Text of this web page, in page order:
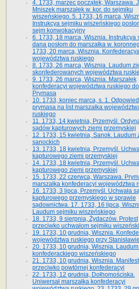
4. 1733, marzec początek, Warszawa.
Mniszek marszałek w. kor. do sejmiku
wiszeńskiego. 5. 1733, 16 marca,
Instrukcya sejmiku wiszeńskiego
sejm konwokacyjny
6. 1733, 18 marca, Wisznia. Instrukcya
dana posłom do marszałka w.
1733, 20 marca, Wisznia.
województwa ruskiego
8. 1733, 26 marca, Wisznia. Laudum
skonfederowanych województwa
9. 1733, 26 marca, Wisznia. Marszałek
konfederacyi województwa ruskiego do
Prymasa
10. 1733, koniec marca, s. 1.
prymasa na list marszałka
ruskiego
11. 1733, 14 kwietnia, Przemyśl.
sądów kapturowych ziemi przemyskiej
12. 1733, 15 kwietnia, Sanok. Laudum
sanockich
13. 1733, 18 kwietnia, Przemyśl.
kapturowego ziemi przemyskiej
14. 1733, 18 kwietnia, Przemyśl.
kapturowego ziemi przemyskiej
15. 1733, 22 czerwca, Warszawa.
marszałka konfederacyi województwa
16. 1733, 3 lipca, Przemyśl. Uchwała
kapturowego przemyskiego w sprawie
sądownictwa. 17. 1733, 16 lipca,
Laudum sejmiku wiszeńskiego
18. 1733, 9 sierpnia, Żydaczów. Protest
przeciwko uchwałom sejmiku
19. 1733, 10 grudnia, Wisznia.
województwa ruskiego przy
20. 1733, 10 grudnia, Wisznia.
konfederackiego wiszeńskiego
21. 1733, 10 grudnia, Wisznia. Manifest
przeciwko powtórnej konfederacyi
22. 1733, 12 grudnia, Dołhomościska.
Uniwersał marszałka konfederacyi